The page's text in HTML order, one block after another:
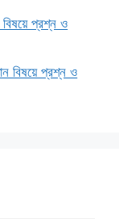
বিষয়ে প্রশ্ন ও
বিষয়ে প্রশ্ন ও